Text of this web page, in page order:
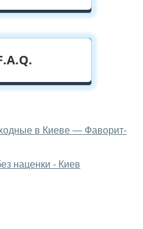
вживую?
входные в нашем
и входных
в Киеве — Фаворит-
наценки - Киев